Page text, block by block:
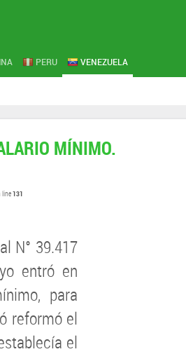
PERU VENEZUELA
MÍNIMO.
line131
N° 39.417
entró en
para
reformó el
el